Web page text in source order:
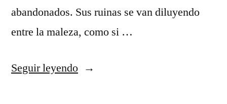
abandonados. Sus ruinas se van diluyendo
entre la maleza, como si …
Seguir leyendo«Pueblos